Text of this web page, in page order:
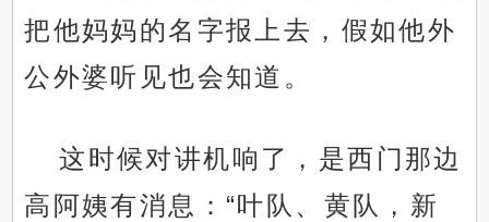
把他妈妈的名字报上去，假如他外
公外婆听见也会知道。
这时候对讲机响了，是西门那边
高阿姨有消息：“叶队、黄队，新